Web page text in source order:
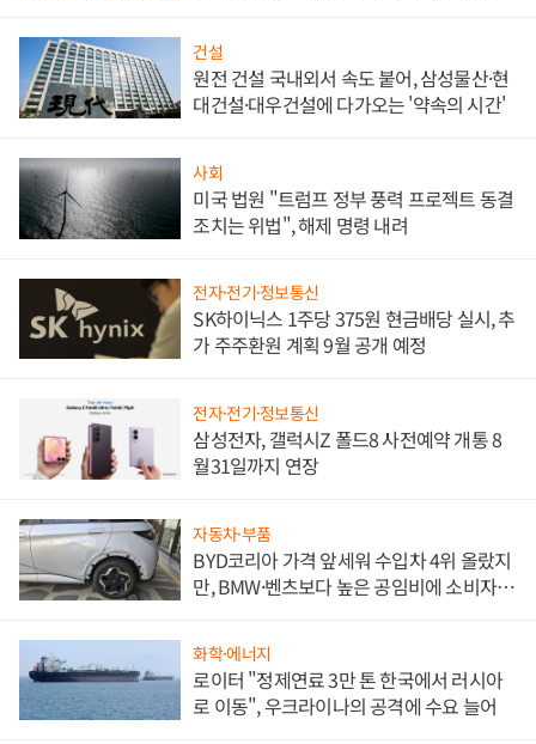
건설
원전 건설 국내외서 속도 붙어, 삼성물산·현
대건설·대우건설에 다가오는 '약속의 시간'
사회
미국 법원 "트럼프 정부 풍력 프로젝트 동결
조치는 위법", 해제 명령 내려
전자·전기·정보통신
SK하이닉스 1주당 375원 현금배당 실시, 추
가 주주환원 계획 9월 공개 예정
전자·전기·정보통신
삼성전자, 갤럭시Z 폴드8 사전예약 개통 8
월31일까지 연장
자동차·부품
BYD코리아 가격 앞세워 수입차 4위 올랐지
만, BMW·벤츠보다 높은 공임비에 소비자
화학·에너지
로이터 "정제연료 3만 톤 한국에서 러시아
로 이동", 우크라이나의 공격에 수요 늘어